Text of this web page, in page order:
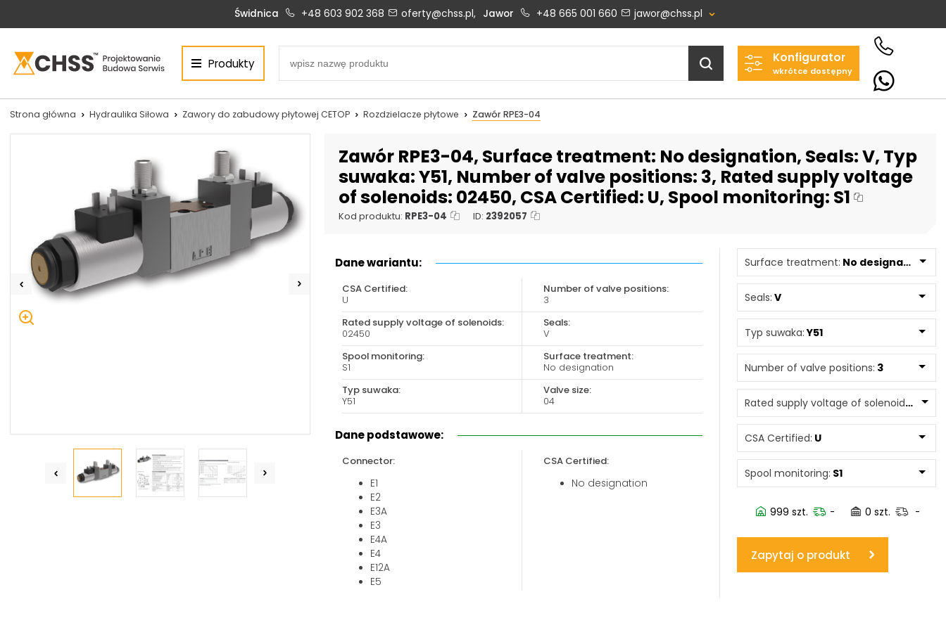
Centrum Hydrauliki Siłowej Świdnica
CHSS.PL DAWID WOŹNY
Biuro obsługi klienta:
+48 603 902 368
+48 603 902 368
Siłowniki:
+48 690 884 272
silowniki@chss.pl
+48 536 202 250
+48 609 877 288
serwis@chss.pl
Uszczelnienia techniczne:
+48 669 834 274
Magazyn 24H:
Biuro obsługi klienta:
+48 535 424 483
+48 665 001 660
jawor@chss.pl
Magazyn 24H:
+48 665 001 770
Projektowanie i budowa
układów:
POWER HYDRAULICS
58-100 Świdnica, ul. Bystrzycka 17,
POLSKA
NIP: PL 884 282 31 43
KRS: 0001073679
Projekty:
+48 732 527 128
info@powerhydraulics.eu
www.powerhydraulics.eu
Engineering for motion
Świdnica +48 603 902 368 oferty@chss.pl, Jawor +48 665 001 660 jawor@chss.pl
Produkty Konfigurator
wkrótce dostępny
Strona główna Hydraulika Siłowa Zawory do zabudowy płytowej CETOP Rozdzielacze płytowe Zawór RPE3-04
Zawór RPE3-04, Surface treatment: No designation, Seals: V, Typ
suwaka: Y51, Number of valve positions: 3, Rated supply voltage
of solenoids: 02450, CSA Certified: U, Spool monitoring: S1
Kod produktu: RPE3-04 ID: 2392057
Dane wariantu:
CSA Certified:
U
Number of valve positions:
3
Rated supply voltage of solenoids:
02450
Seals:
V
Spool monitoring:
S1
Surface treatment:
No designation
Typ suwaka:
Y51
Valve size:
04
Dane podstawowe:
Connector:
E1
E2
E3A
E3
E4A
E4
E12A
E5
CSA Certified:
No designation
Surface treatment: No designation
Seals: V
Typ suwaka:Y51
Number of valve positions: 3
Rated supply voltage of solenoids:
CSA Certified: U
Spool monitoring: S1
999 szt. - 0 szt. -
Zapytaj o produkt